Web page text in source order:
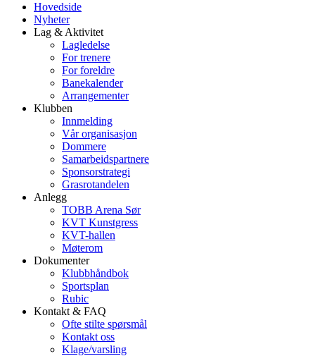
Hovedside
Nyheter
Lag & Aktivitet
Lagledelse
For trenere
For foreldre
Banekalender
Arrangementer
Klubben
Innmelding
Vår organisasjon
Dommere
Samarbeidspartnere
Sponsorstrategi
Grasrotandelen
Anlegg
TOBB Arena Sør
KVT Kunstgress
KVT-hallen
Møterom
Dokumenter
Klubbhåndbok
Sportsplan
Rubic
Kontakt & FAQ
Ofte stilte spørsmål
Kontakt oss
Klage/varsling